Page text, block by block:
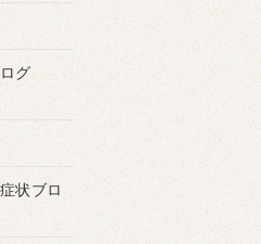
グ
状ブロ